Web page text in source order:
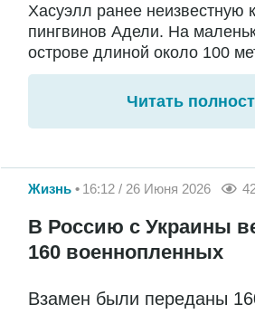
Хасуэлл ранее неизвестную
пингвинов Адели. На
острове длиной около 100
Читать
Жизнь 16:12 / 26 Июня 2026
В Россию с Украины
160 военнопленных
Взамен были переданы